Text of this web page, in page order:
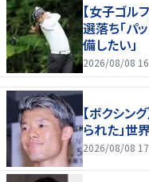
【女子ゴル
選落ち「パ
備したい」
2026/08/08
【ボクシン
られた」世
2026/08/08